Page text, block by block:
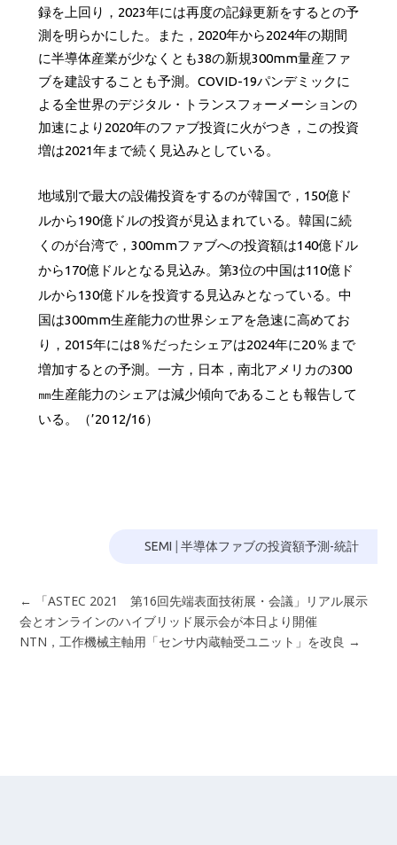
録を上回り，2023年には再度の記録更新をするとの予
測を明らかにした。また，2020年から2024年の期間
に半導体産業が少なくとも38の新規300mm量産ファ
ブを建設することも予測。COVID-19パンデミックに
よる全世界のデジタル・トランスフォーメーションの
加速により2020年のファブ投資に火がつき，この投資
増は2021年まで続く見込みとしている。
地域別で最大の設備投資をするのが韓国で，150億ド
ルから190億ドルの投資が見込まれている。韓国に続
くのが台湾で，300mmファブへの投資額は140億ドル
から170億ドルとなる見込み。第3位の中国は110億ド
ルから130億ドルを投資する見込みとなっている。中
国は300mm生産能力の世界シェアを急速に高めてお
り，2015年には8％だったシェアは2024年に20％まで
増加するとの予測。一方，日本，南北アメリカの300
㎜生産能力のシェアは減少傾向であることも報告して
いる。（’20 12/16）
SEMI 半導体ファブの投資額予測-統計
←
「ASTEC 2021 第16回先端表面技術展・会議」リアル展示
会とオンラインのハイブリッド展示会が本日より開催
NTN，工作機械主軸用「センサ内蔵軸受ユニット」を改良 →